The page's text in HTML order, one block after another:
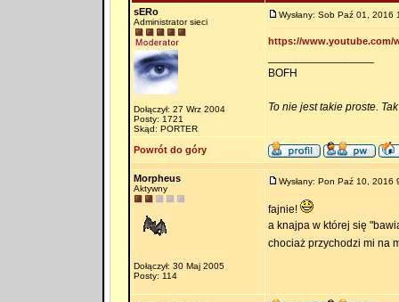
sERo
Administrator sieci
Dołączył: 27 Wrz 2004
Posty: 1721
Skąd: PORTER
Wysłany: Sob Paź 01, 2016
https://www.youtube.com/
BOFH
To nie jest takie proste.
Powrót do góry
Morpheus
Aktywny
Dołączył: 30 Maj 2005
Posty: 114
Wysłany: Pon Paź 10, 2016
fajnie!
a knajpa w której się
chociaż przychodzi mi na